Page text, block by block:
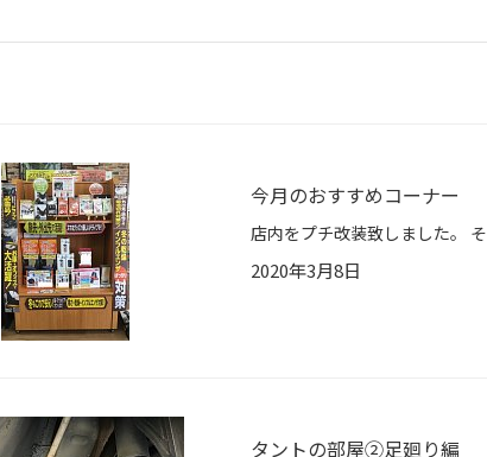
今月のおすすめコーナー
2020年3月8日
タントの部屋②足廻り編